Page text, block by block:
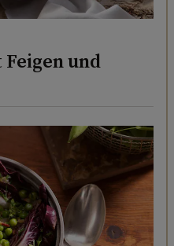
und